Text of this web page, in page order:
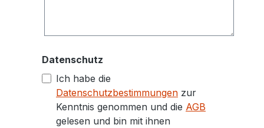
Datenschutz
Ich habe die
Datenschutzbestimmungen zur
Kenntnis genommen und die AGB
gelesen und bin mit ihnen